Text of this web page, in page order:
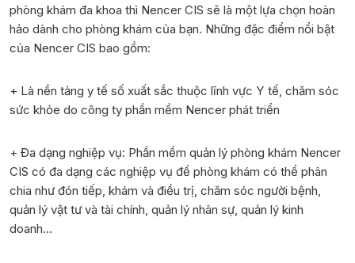
phòng khám đa khoa thì Nencer CIS sẽ là một lựa chọn hoàn
hảo dành cho phòng khám của bạn. Những đặc điểm nổi bật
của Nencer CIS bao gồm:
+ Là nền tảng y tế số xuất sắc thuộc lĩnh vực Y tế, chăm sóc
sức khỏe do công ty phần mềm Nencer phát triển
+ Đa dạng nghiệp vụ: Phần mềm quản lý phòng khám Nencer
CIS có đa dạng các nghiệp vụ để phòng khám có thể phân
chia như đón tiếp, khám và điều trị, chăm sóc người bệnh,
quản lý vật tư và tài chính, quản lý nhân sự, quản lý kinh
doanh…